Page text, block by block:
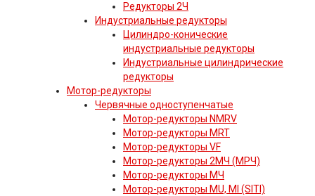
Редукторы 2Ч
Индустриальные редукторы
Цилиндро-конические
индустриальные редукторы
Индустриальные цилиндрические
редукторы
Мотор-редукторы
Червячные одноступенчатые
Мотор-редукторы NMRV
Мотор-редукторы MRT
Мотор-редукторы VF
Мотор-редукторы 2МЧ (МРЧ)
Мотор-редукторы МЧ
Мотор-редукторы MU, MI (SITI)